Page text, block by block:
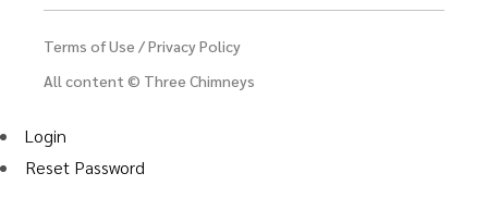
Terms of Use /Privacy Policy
All content © Three Chimneys
Login
Reset Password